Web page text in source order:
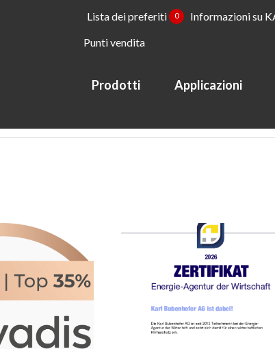
Lista dei preferiti 0 Informazioni su
Punti vendita
Prodotti Applicazioni